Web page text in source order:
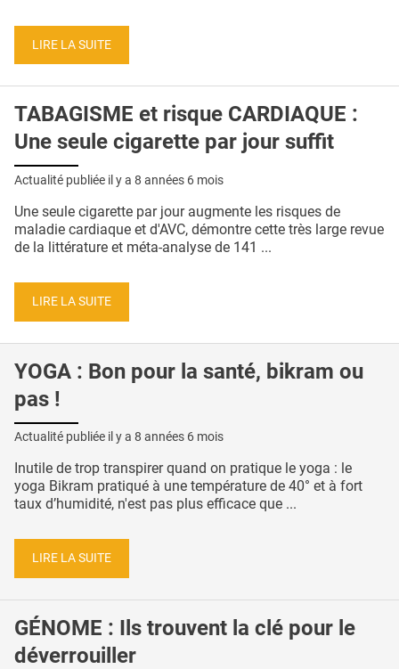
CONDITIONS GÉNÉRALES
CRÉDITS
LIRE LA SUITE
TABAGISME et risque CARDIAQUE :
Une seule cigarette par jour suffit
Actualité publiée il y a 8 années 6 mois
Une seule cigarette par jour augmente les risques de
maladie cardiaque et d'AVC, démontre cette très large revue
de la littérature et méta-analyse de 141 ...
LIRE LA SUITE
YOGA : Bon pour la santé, bikram ou
pas !
Actualité publiée il y a 8 années 6 mois
Inutile de trop transpirer quand on pratique le yoga : le
yoga Bikram pratiqué à une température de 40° et à fort
taux d’humidité, n'est pas plus efficace que ...
LIRE LA SUITE
GÉNOME : Ils trouvent la clé pour le
déverrouiller